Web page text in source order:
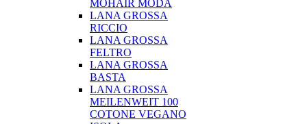
MOHAIR MODA
LANA GROSSA
RICCIO
LANA GROSSA
FELTRO
LANA GROSSA
BASTA
LANA GROSSA
MEILENWEIT 100
COTONE VEGANO